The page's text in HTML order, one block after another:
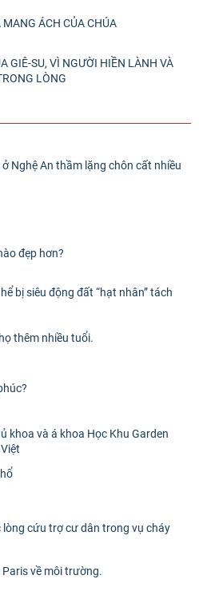
MANG ÁCH CỦA CHÚA
GIÊ-SU, VÌ NGƯỜI HIỀN LÀNH VÀ
LÒNG
Nghệ An thầm lặng chôn cất nhiều
đẹp hơn?
bị siêu động đất “hạt nhân” tách
thêm nhiều tuổi.
khoa và á khoa Học Khu Garden
cứu trợ cư dân trong vụ cháy
về môi trường.